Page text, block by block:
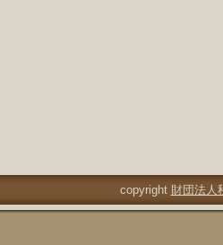
copyright 財団法人